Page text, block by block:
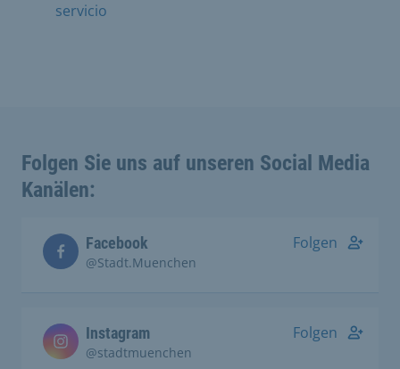
servicio
Folgen Sie uns auf unseren Social Media
Kanälen:
Facebook
@Stadt.Muenchen
Folgen
Instagram
@stadtmuenchen
Folgen